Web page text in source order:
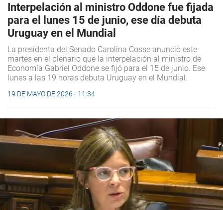
Interpelación al ministro Oddone fue fijada
para el lunes 15 de junio, ese día debuta
Uruguay en el Mundial
La presidenta del Senado Carolina Cosse anunció este
martes en el plenario que la interpelación al ministro de
Economía Gabriel Oddone se fijó para el 15 de junio. Ese
lunes a las 19 horas debuta Uruguay en el Mundial.
19 DE MAYO DE 2026 - 11:34